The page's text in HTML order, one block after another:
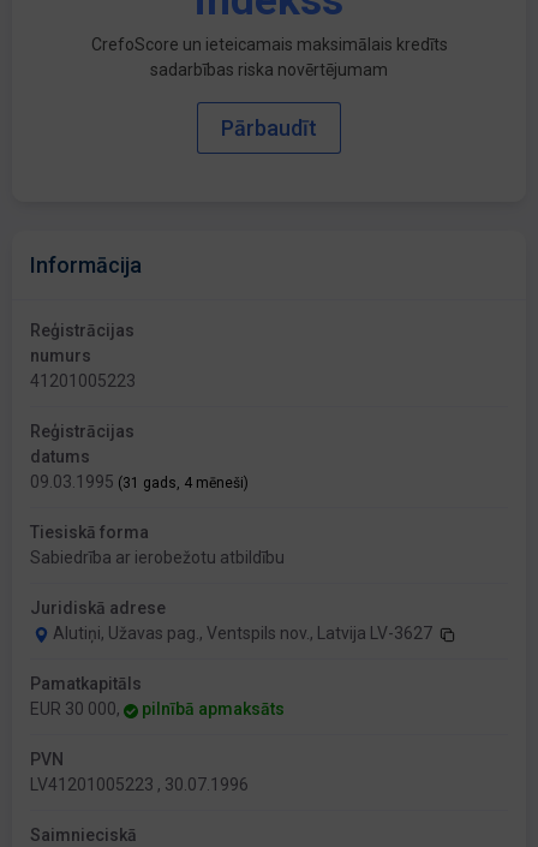
CrefoScore un ieteicamais maksimālais kredīts
sadarbības riska novērtējumam
Pārbaudīt
Informācija
Reģistrācijas
numurs
41201005223
Reģistrācijas
datums
09.03.1995 (31 gads, 4 mēneši)
Tiesiskā forma
Sabiedrība ar ierobežotu atbildību
Juridiskā adrese
Alutiņi, Užavas pag., Ventspils nov., Latvija LV-3627
Pamatkapitāls
EUR 30 000,
pilnībā apmaksāts
PVN
LV41201005223 , 30.07.1996
Saimnieciskā